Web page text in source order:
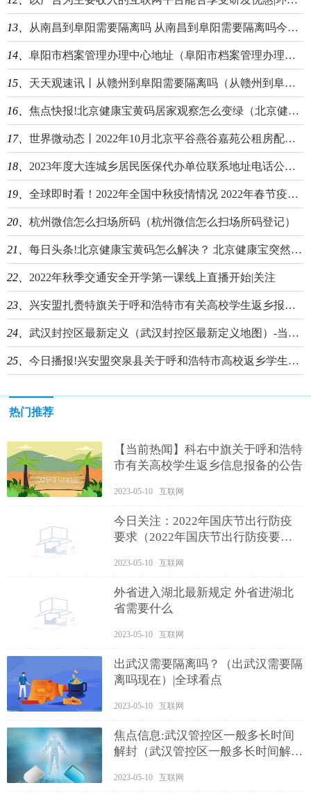
13、 从南昌到阜阳需要隔离吗 从南昌到阜阳需要隔离吗今天 环球速看料
14、 阜阳市档案管理办理中心地址（阜阳市档案管理办理中心地址电话）
15、 天天观速讯丨从赣州到阜阳需要隔离吗（从赣州到阜阳需要隔离吗最新消息）
16、 焦点快报!北京健康宝黄码居家观察怎么变绿（北京健康宝变黄码且有弹窗提示怎么变绿码）
17、 世界微动态丨2022年10月北京平谷燕谷嘉苑公租房配租公告
18、 2023年度大连城乡居民医保代办单位联系地址电话公布-天天快报
19、 全球即时看！2022年全国中秋疫情情况 2022年春节疫情情况
20、 杭州微信怎么扫场所码（杭州微信怎么扫场所码登记）
21、 每日头条!北京健康宝黄码怎么解决？ 北京健康宝突然变黄码怎么回事
22、 2022年秋季交通安全开学第一课线上直播开始|关注
23、 兴安盟扎赉特旗关于呼和浩特市有关高校学生返乡报备通告
24、 武汉封控区最新定义（武汉封控区最新定义地图）-当前聚焦
25、 今日播报!兴安盟突泉县关于呼和浩特市高校返乡学生提前报备的公告
热门推荐
【当前热闻】科右中旗关于呼和浩特
市有关高校学生返乡信息报备的公告
2023-05-10 互联网
今日关注：2022年国庆节出行防疫
要求（2022年国庆节出行防疫要求
2023-05-10 互联网
外省进入湖北最新规定 外省进湖北
省需要什么
2023-05-10 互联网
出武汉需要隔离吗？（出武汉需要隔
离吗现在）|全球看点
2023-05-10 互联网
焦点信息:武汉管控区一般多长时间
解封（武汉管控区一般多长时间解封
2023-05-10 互联网